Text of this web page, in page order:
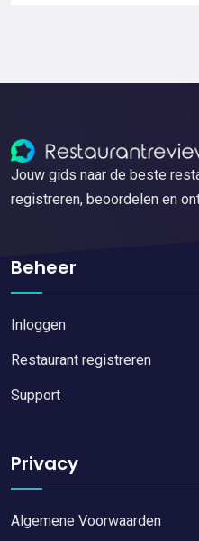
Jouw gids naar de beste
registreren, beoordelen en
Beheer
Inloggen
Restaurant registreren
Support
Privacy
Algemene Voorwaarden